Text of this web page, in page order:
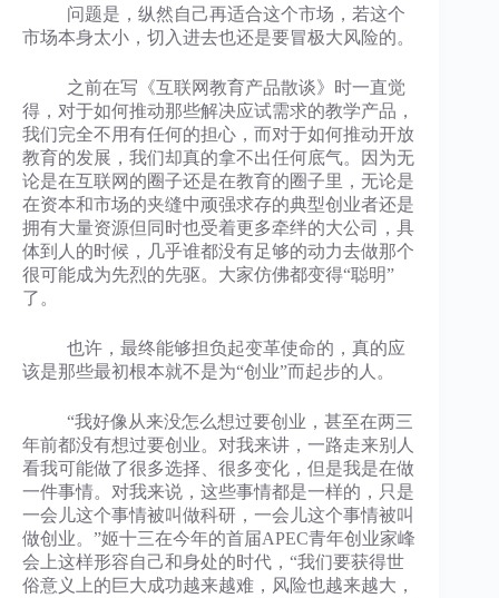
问题是，纵然自己再适合这个市场，若这个
市场本身太小，切入进去也还是要冒极大风险的。
之前在写《互联网教育产品散谈》时一直觉
得，对于如何推动那些解决应试需求的教学产品，
我们完全不用有任何的担心，而对于如何推动开放
教育的发展，我们却真的拿不出任何底气。因为无
论是在互联网的圈子还是在教育的圈子里，无论是
在资本和市场的夹缝中顽强求存的典型创业者还是
拥有大量资源但同时也受着更多牵绊的大公司，具
体到人的时候，几乎谁都没有足够的动力去做那个
很可能成为先烈的先驱。大家仿佛都变得“聪明”
了。
也许，最终能够担负起变革使命的，真的应
该是那些最初根本就不是为“创业”而起步的人。
“我好像从来没怎么想过要创业，甚至在两三
年前都没有想过要创业。对我来讲，一路走来别人
看我可能做了很多选择、很多变化，但是我是在做
一件事情。对我来说，这些事情都是一样的，只是
一会儿这个事情被叫做科研，一会儿这个事情被叫
做创业。”姬十三在今年的首届APEC青年创业家峰
会上这样形容自己和身处的时代，“我们要获得世
俗意义上的巨大成功越来越难，风险也越来越大，